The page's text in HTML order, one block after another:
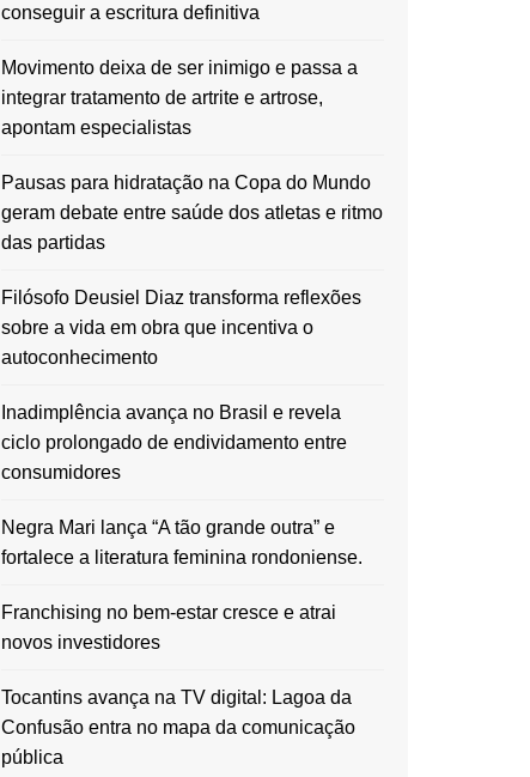
conseguir a escritura definitiva
Movimento deixa de ser inimigo e passa a
integrar tratamento de artrite e artrose,
apontam especialistas
Pausas para hidratação na Copa do Mundo
geram debate entre saúde dos atletas e ritmo
das partidas
Filósofo Deusiel Diaz transforma reflexões
sobre a vida em obra que incentiva o
autoconhecimento
Inadimplência avança no Brasil e revela
ciclo prolongado de endividamento entre
consumidores
Negra Mari lança “A tão grande outra” e
fortalece a literatura feminina rondoniense.
Franchising no bem-estar cresce e atrai
novos investidores
Tocantins avança na TV digital: Lagoa da
Confusão entra no mapa da comunicação
pública